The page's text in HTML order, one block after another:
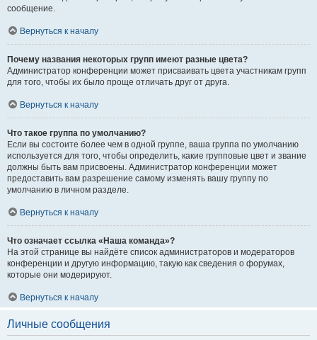
сообщение.
Вернуться к началу
Почему названия некоторых групп имеют разные цвета?
Администратор конференции может присваивать цвета участникам групп
для того, чтобы их было проще отличать друг от друга.
Вернуться к началу
Что такое группа по умолчанию?
Если вы состоите более чем в одной группе, ваша группа по умолчанию
используется для того, чтобы определить, какие групповые цвет и звание
должны быть вам присвоены. Администратор конференции может
предоставить вам разрешение самому изменять вашу группу по
умолчанию в личном разделе.
Вернуться к началу
Что означает ссылка «Наша команда»?
На этой странице вы найдёте список администраторов и модераторов
конференции и другую информацию, такую как сведения о форумах,
которые они модерируют.
Вернуться к началу
Личные сообщения